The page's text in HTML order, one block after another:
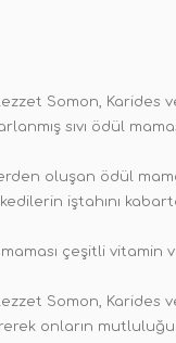
Lezzet Somon,
sıvı ödül
oluşan ödül
iştahını
çeşitli vitamin
Somon,
onların